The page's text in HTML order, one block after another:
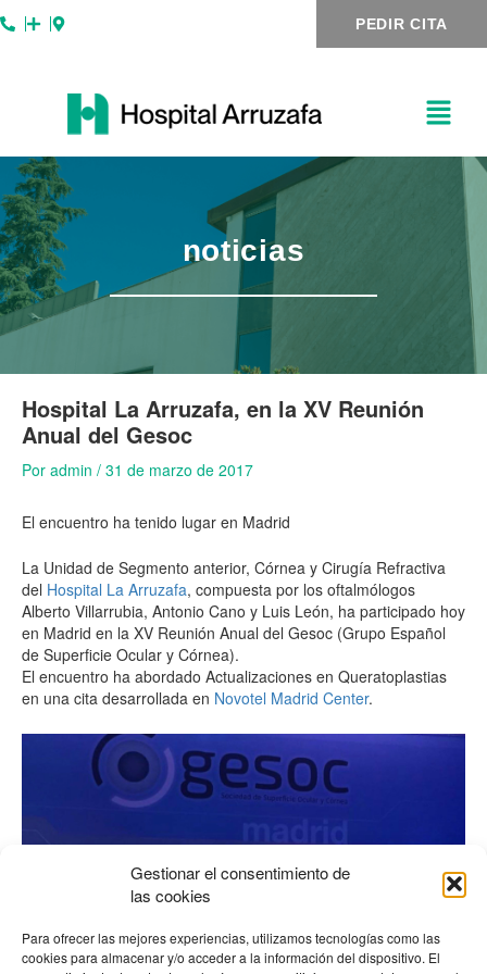
Gestionar el consentimiento de
las cookies
Para ofrecer las mejores experiencias, utilizamos tecnologías como las
cookies para almacenar y/o acceder a la información del dispositivo. El
al
PEDIR CITA
noticias
Hospital La Arruzafa, en la XV Reunión
Anual del Gesoc
Por admin / 31 de marzo de 2017
El encuentro ha tenido lugar en Madrid
La Unidad de Segmento anterior, Córnea y Cirugía Refractiva
del Hospital La Arruzafa, compuesta por los oftalmólogos
Alberto Villarrubia, Antonio Cano y Luis León, ha participado hoy
en Madrid en la XV Reunión Anual del Gesoc (Grupo Español
de Superficie Ocular y Córnea).
El encuentro ha abordado Actualizaciones en Queratoplastias
en una cita desarrollada en Novotel Madrid Center.
de